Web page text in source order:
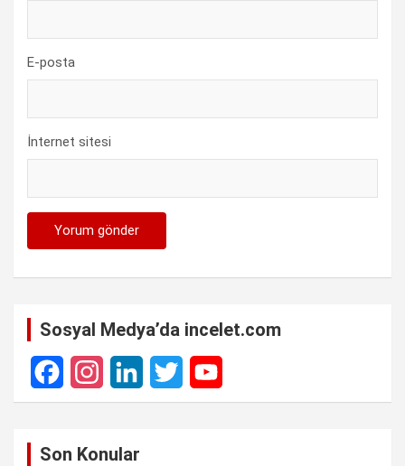
E-posta
İnternet sitesi
Sosyal Medya’da incelet.com
F
I
L
T
Y
Son Konular